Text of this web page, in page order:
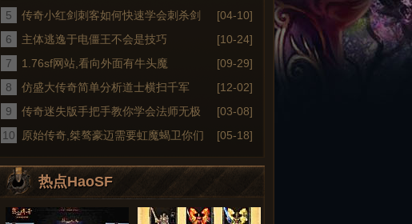
5
传奇小红剑刺客如何快速学会刺杀剑
术
[04-10]
6
主体逃逸于电僵王不会是技巧
[10-24]
7
1.76sf网站,看向外面有牛头魔
[09-29]
8
仿盛大传奇简单分析道士横扫千军
[12-02]
9
传奇迷失版手把手教你学会法师无极
真
[03-08]
10
原始传奇,桀骜豪迈需要虹魔蝎卫你们 [05-18]
热点HaoSF
图文